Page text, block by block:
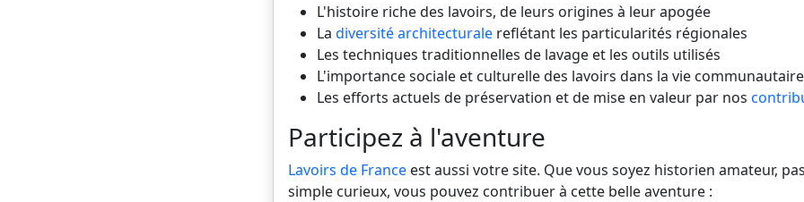
L'histoire riche des lavoirs, de leurs origines à leur apogée
La diversité architecturale reflétant les particularités régionales
Les techniques traditionnelles de lavage et les outils utilisés
L'importance sociale et culturelle des lavoirs dans la vie communautaire
Les efforts actuels de préservation et de mise en valeur par nos
Participez à l'aventure
Lavoirs de France est aussi votre site. Que vous soyez historien amateur,
simple curieux, vous pouvez contribuer à cette belle aventure :